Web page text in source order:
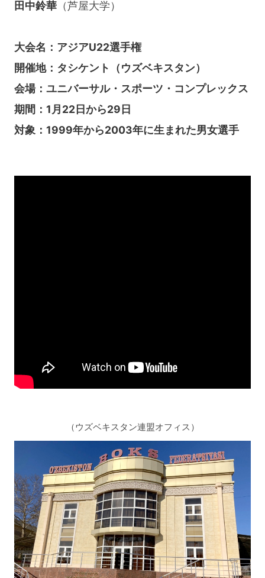
田中鈴華 （芦屋大学）
大会名：アジアU22選手権
開催地：タシケント（ウズベキスタン）
会場：ユニバーサル・スポーツ・コンプレックス
期間：1月22日から29日
対象：1999年から2003年に生まれた男女選手
（ウズベキスタン連盟オフィス）